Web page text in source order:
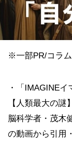
※一部PR/コラム
・「IMAGINEイ
【人類最大の
脳科学者・茂木
の動画から引用